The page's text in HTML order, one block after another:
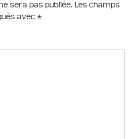
sera pas publiée. Les champs
avec *